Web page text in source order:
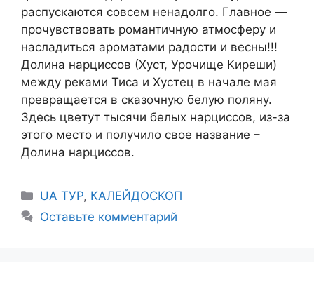
распускаются совсем ненадолго. Главное —
прочувствовать романтичную атмосферу и
насладиться ароматами радости и весны!!!
Долина нарциссов (Хуст, Урочище Киреши)
между реками Тиса и Хустец в начале мая
превращается в сказочную белую поляну.
Здесь цветут тысячи белых нарциссов, из-за
этого место и получило свое название –
Долина нарциссов.
Рубрики
UA ТУР, КАЛЕЙДОСКОП
Оставьте комментарий